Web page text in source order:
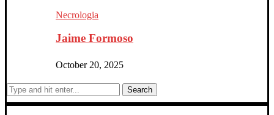
Necrologia
Jaime Formoso
October 20, 2025
Search